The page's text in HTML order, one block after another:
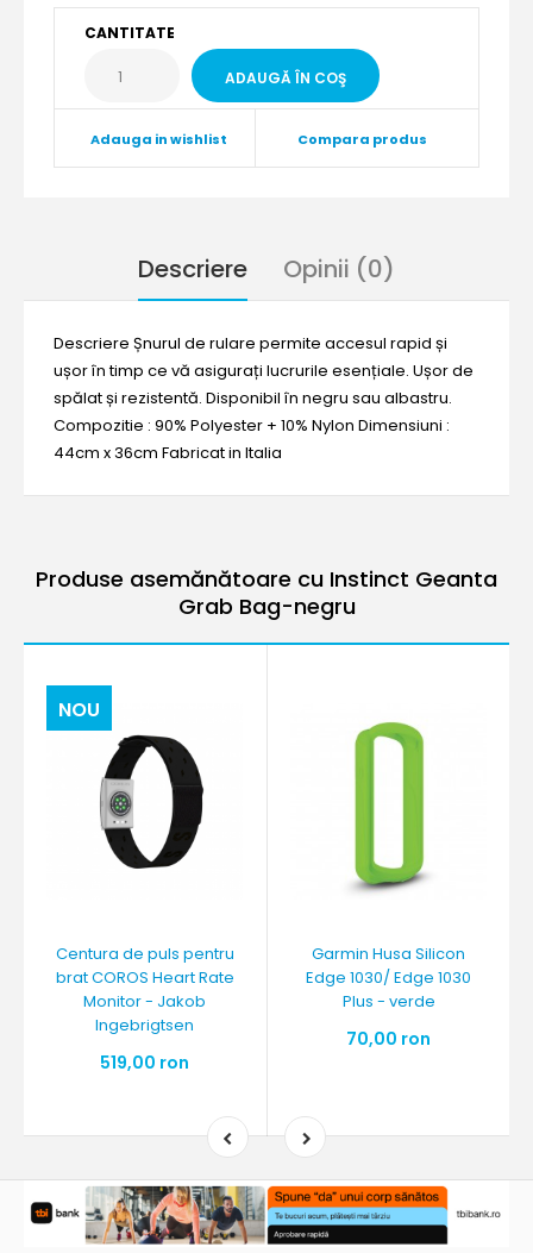
CANTITATE
Adauga in wishlist Compara produs
Descriere Opinii (0)
Descriere Șnurul de rulare permite accesul rapid și
ușor în timp ce vă asigurați lucrurile esențiale. Ușor de
spălat și rezistentă. Disponibil în negru sau albastru.
Compozitie : 90% Polyester + 10% Nylon Dimensiuni :
44cm x 36cm Fabricat in Italia
Produse asemănătoare cu Instinct Geanta
Grab Bag-negru
NOU
Centura de puls pentru
brat COROS Heart Rate
Monitor - Jakob
Ingebrigtsen
519,00 ron
Garmin Husa Silicon
Edge 1030/ Edge 1030
Plus - verde
70,00 ron